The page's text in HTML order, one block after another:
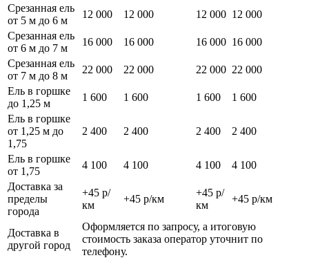
Срезанная ель
от 5 м до 6 м
12 000 12 000 12 000 12 000
Срезанная ель
от 6 м до 7 м
16 000 16 000 16 000 16 000
Срезанная ель
от 7 м до 8 м
22 000 22 000 22 000 22 000
Ель в горшке
до 1,25 м
1 600 1 600 1 600
1 600
Ель в горшке
от 1,25 м до
1,75
2 400 2 400 2 400 2 400
Ель в горшке
от 1,75
4 100 4 100 4 100
4 100
Доставка за
пределы
города
+45 р/
км
+45 р/км
+45 р/
км
+45 р/км
Доставка в
другой город
Оформляется по запросу, а итоговую
стоимость заказа оператор уточнит по
телефону.